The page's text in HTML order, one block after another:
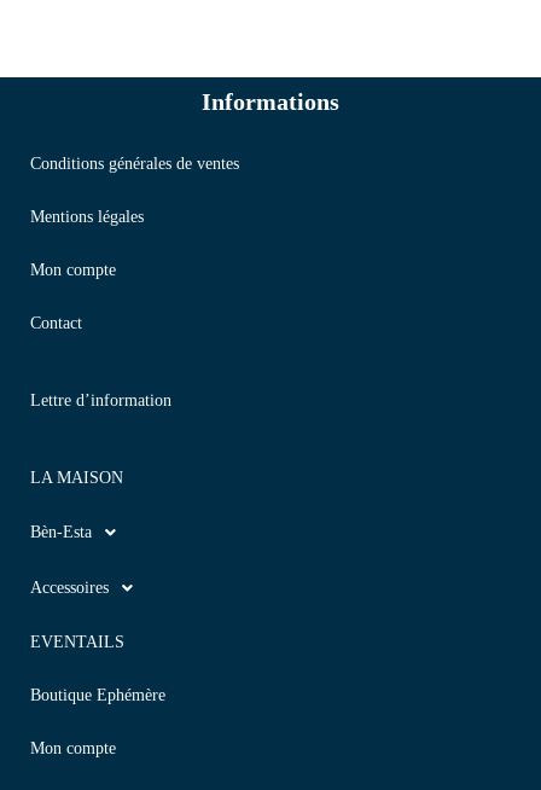
Informations
Conditions générales de ventes
Mentions légales
Mon compte
Contact
Lettre d’information
LA MAISON
Bèn-Esta
Accessoires
EVENTAILS
Boutique Ephémère
Mon compte